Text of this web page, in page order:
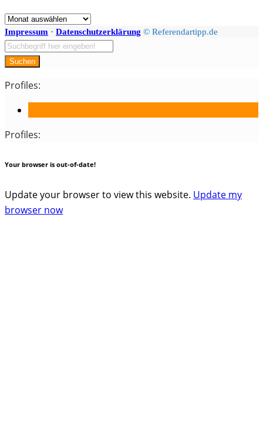
Monatsarchiv
Impressum · Datenschutzerklärung © Referendartipp.de
Suchen
Profiles:
Profiles:
Your browser is out-of-date!
Update your browser to view this website. Update my
browser now